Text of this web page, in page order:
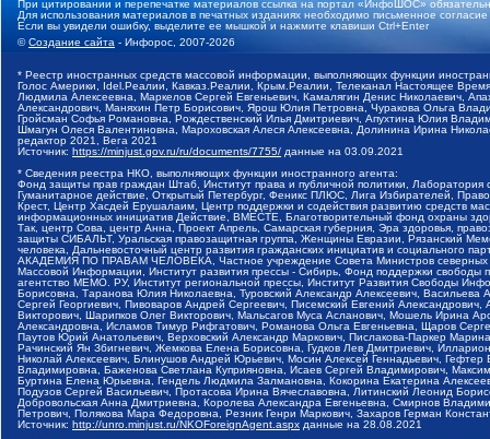
При цитировании и перепечатке материалов ссылка на портал «ИнфоШОС»
Для использования материалов в печатных изданиях необходимо письменное
Если вы увидели ошибку, выделите ее мышкой и нажмите клавиши Ctrl+Enter
©Создание сайта - Инфорос, 2007-2026
* Реестр иностранных средств массовой информации, выполняющих функции
Голос Америки, Idel.Реалии, Кавказ.Реалии, Крым.Реалии, Телеканал Настоящее
Людмила Алексеевна, Маркелов Сергей Евгеньевич, Камалягин Денис Николаевич,
Александрович, Маняхин Петр Борисович, Ярош Юлия Петровна, Чуракова Ольга
Гройсман Софья Романовна, Рождественский Илья Дмитриевич, Апухтина Юлия
Шмагун Олеся Валентиновна, Мароховская Алеся Алексеевна, Долинина Ирина
редактор 2021, Вега 2021
Источник: https://minjust.gov.ru/ru/documents/7755/ данные на 03.09.2021
* Сведения реестра НКО, выполняющих функции иностранного агента:
Фонд защиты прав граждан Штаб, Институт права и публичной политики,
Гуманитарное действие, Открытый Петербург, Феникс ПЛЮС, Лига Избирателей,
Крест, Центр Хасдей Ерушалаим, Центр поддержки и содействия развитию средств
информационных инициатив Действие, ВМЕСТЕ, Благотворительный фонд охраны
Так, центр Сова, центр Анна, Проект Апрель, Самарская губерния, Эра здоровья,
защиты СИБАЛЬТ, Уральская правозащитная группа, Женщины Евразии, Рязанский
человека, Дальневосточный центр развития гражданских инициатив и социального
АКАДЕМИЯ ПО ПРАВАМ ЧЕЛОВЕКА, Частное учреждение Совета Министров северных
Массовой Информации, Институт развития прессы - Сибирь, Фонд поддержки
агентство МЕМО. РУ, Институт региональной прессы, Институт Развития Свободы
Борисовна, Таранова Юлия Николаевна, Туровский Александр Алексеевич,
Сергей Георгиевич, Пивоваров Андрей Сергеевич, Писемский Евгений
Викторович, Шарипков Олег Викторович, Мальсагов Муса Асланович, Мошель Ирина
Александровна, Исламов Тимур Рифгатович, Романова Ольга Евгеньевна, Щаров
Паутов Юрий Анатольевич, Верховский Александр Маркович, Пислакова-Паркер
Рачинский Ян Збигневич, Жемкова Елена Борисовна, Гудков Лев Дмитриевич,
Николай Алексеевич, Блинушов Андрей Юрьевич, Мосин Алексей Геннадьевич,
Владимировна, Баженова Светлана Куприяновна, Исаев Сергей Владимирович,
Буртина Елена Юрьевна, Гендель Людмила Залмановна, Кокорина Екатерина
Подузов Сергей Васильевич, Протасова Ирина Вячеславовна, Литинский Леонид
Добровольская Анна Дмитриевна, Королева Александра Евгеньевна, Смирнов
Петрович, Полякова Мара Федоровна, Резник Генри Маркович, Захаров Герман
Источник: http://unro.minjust.ru/NKOForeignAgent.aspx данные на 28.08.2021